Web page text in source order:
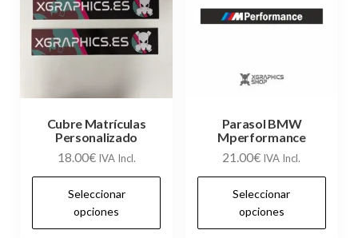
Cubre Matrículas
Personalizado
18.00€ IVA Incl.
Seleccionar
opciones
Este
tiene
Parasol BMW
Mperformance
21.00€ IVA Incl.
Seleccionar
opciones